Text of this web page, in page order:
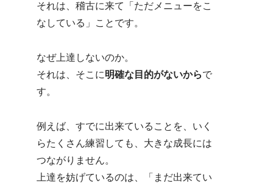
それは、稽古に来て「ただメニューをこ
なしている」ことです。
なぜ上達しないのか。
それは、そこに明確な目的がないからで
す。
例えば、すでに出来ていることを、いく
らたくさん練習しても、大きな成長には
つながりません。
上達を妨げているのは、「まだ出来てい